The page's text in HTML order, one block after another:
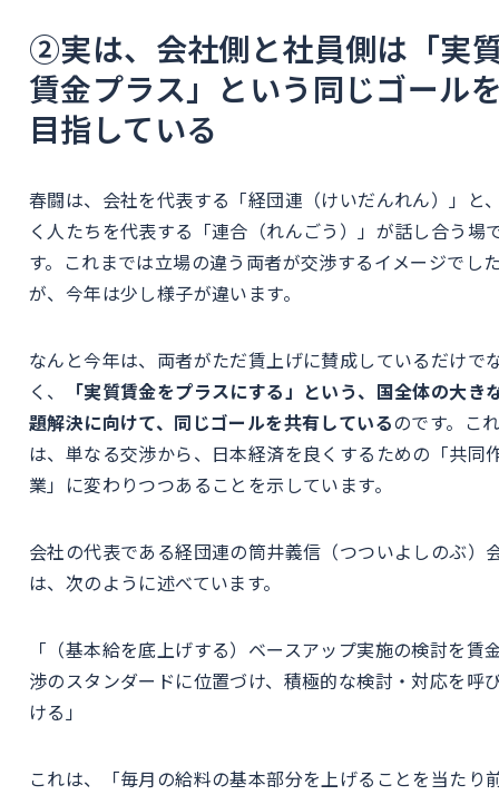
②実は、会社側と社員側は「実
賃金プラス」という同じゴール
目指している
春闘は、会社を代表する「経団連（けいだんれん）」と
く人たちを代表する「連合（れんごう）」が話し合う場
す。これまでは立場の違う両者が交渉するイメージでし
が、今年は少し様子が違います。
なんと今年は、両者がただ賃上げに賛成しているだけで
く、
「実質賃金をプラスにする」という、国全体の大き
題解決に向けて、同じゴールを共有しているのです。こ
は、単なる交渉から、日本経済を良くするための「共同
業」に変わりつつあることを示しています。
会社の代表である経団連の筒井義信（つついよしのぶ）
は、次のように述べています。
「（基本給を底上げする）ベースアップ実施の検討を賃
渉のスタンダードに位置づけ、積極的な検討・対応を呼
ける」
これは、「毎月の給料の基本部分を上げることを当たり